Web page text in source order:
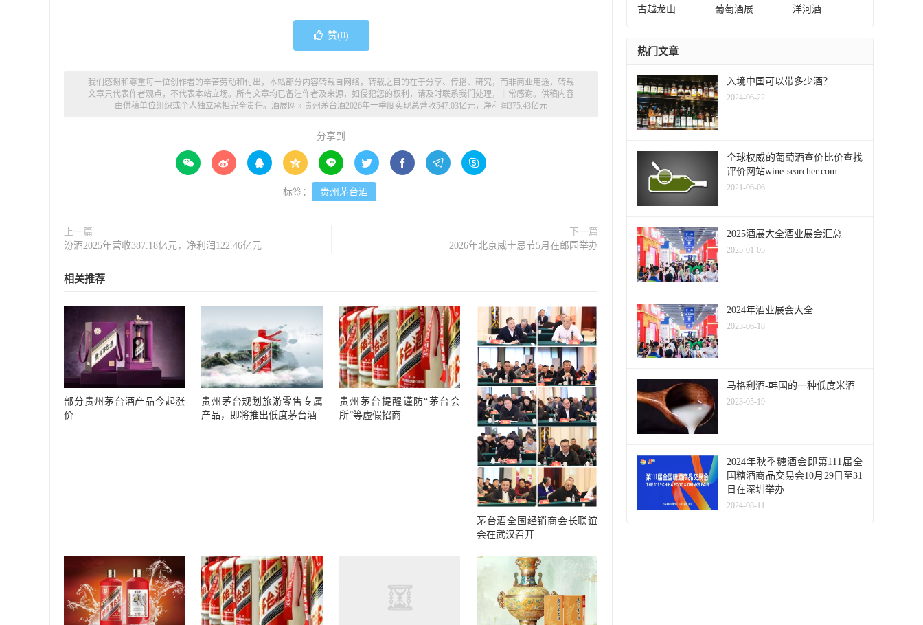
赞(0)
我们感谢和尊重每一位创作者的辛苦劳动和付出，本站部分内容转载自网络，转载之目的在于分享、传播、研究，而非商业用途，转载
文章只代表作者观点，不代表本站立场。所有文章均已备注作者及来源，如侵犯您的权利，请及时联系我们处理，非常感谢。供稿内容
由供稿单位组织或个人独立承担完全责任。 酒展网 » 贵州茅台酒2026年一季度实现总营收547.03亿元，净利润375.43亿元
分享到
        
标签： 贵州茅台酒
上一篇
汾酒2025年营收387.18亿元，净利润122.46亿元
下一篇
2026年北京威士忌节5月在郎园举办
相关推荐
部分贵州茅台酒产品今起涨
价
贵州茅台规划旅游零售专属
产品，即将推出低度茅台酒
贵州茅台提醒谨防“茅台会
所”等虚假招商
茅台酒全国经销商会长联谊
会在武汉召开
古越龙山 葡萄酒展 洋河酒
热门文章
入境中国可以带多少酒？
2024-06-22
全球权威的葡萄酒查价比价查找
评价网站wine-searcher.com
2021-06-06
2025酒展大全酒业展会汇总
2025-01-05
2024年酒业展会大全
2023-06-18
马格利酒-韩国的一种低度米酒
2023-05-19
2024年秋季糖酒会即第111届全
国糖酒商品交易会10月29日至31
日在深圳举办
2024-08-11